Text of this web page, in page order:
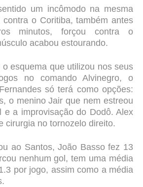
um incômodo na mesma
contra o Coritiba, também antes
minutos, forçou contra o
acabou estourando.
esquema que utilizou nos seus
no comando Alvinegro, o
só terá como opções:
o menino Jair que nem estreou
e a improvisação do Dodô. Alex
cirurgia no tornozelo direito.
ao Santos, João Basso fez 13
nenhum gol, tem uma média
por jogo, assim como a média